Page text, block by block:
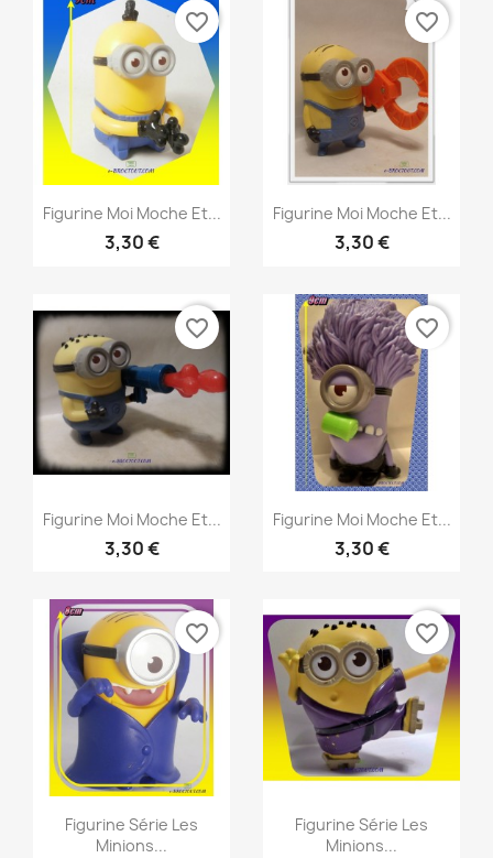
Aperçu rapide
Figurine Moi Moche Et...
3,30 €
favorite_border
Aperçu rapide
Figurine Moi Moche Et...
3,30 €
favorite_border
Aperçu rapide
Figurine Moi Moche Et...
3,30 €
favorite_border
Aperçu rapide
Figurine Moi Moche Et...
3,30 €
favorite_border
Aperçu rapide
Figurine Série Les
Minions...
favorite_border
Aperçu rapide
Figurine Série Les
Minions...
favorite_border